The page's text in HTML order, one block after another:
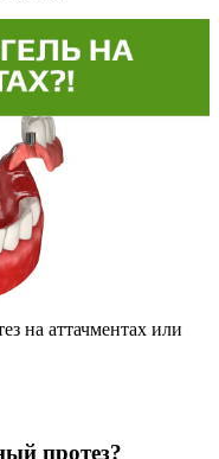
на аттачментах или
протез?